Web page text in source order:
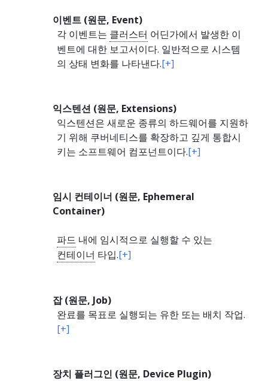
이벤트 (원문, Event)
각 이벤트는 클러스터 어딘가에서 발생한 이
벤트에 대한 보고서이다. 일반적으로 시스템
의 상태 변화를 나타낸다.[+]
익스텐션 (원문, Extensions)
익스텐션은 새로운 종류의 하드웨어를 지원하
기 위해 쿠버네티스를 확장하고 깊게 통합시
키는 소프트웨어 컴포넌트이다.[+]
임시 컨테이너 (원문, Ephemeral
Container)
파드 내에 임시적으로 실행할 수 있는
컨테이너 타입.[+]
잡 (원문, Job)
완료를 목표로 실행되는 유한 또는 배치 작업.
[+]
장치 플러그인 (원문, Device Plugin)